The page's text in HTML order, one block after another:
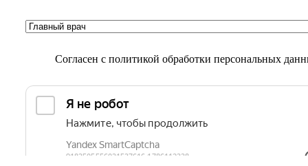
Согласен с политикой обработки персональных